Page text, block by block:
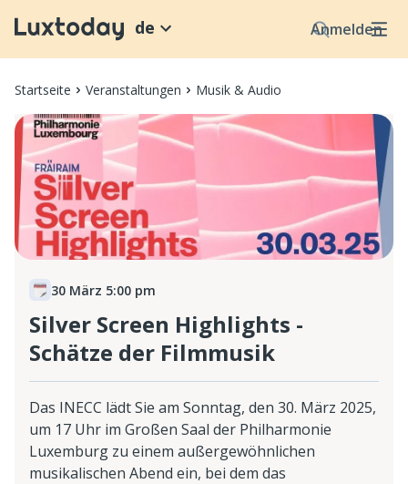
Anmelden
de
Startseite Veranstaltungen Musik & Audio
30 März 5:00 pm
Silver Screen Highlights -
Schätze der Filmmusik
Das INECC lädt Sie am Sonntag, den 30. März 2025,
um 17 Uhr im Großen Saal der Philharmonie
Luxemburg zu einem außergewöhnlichen
musikalischen Abend ein, bei dem das